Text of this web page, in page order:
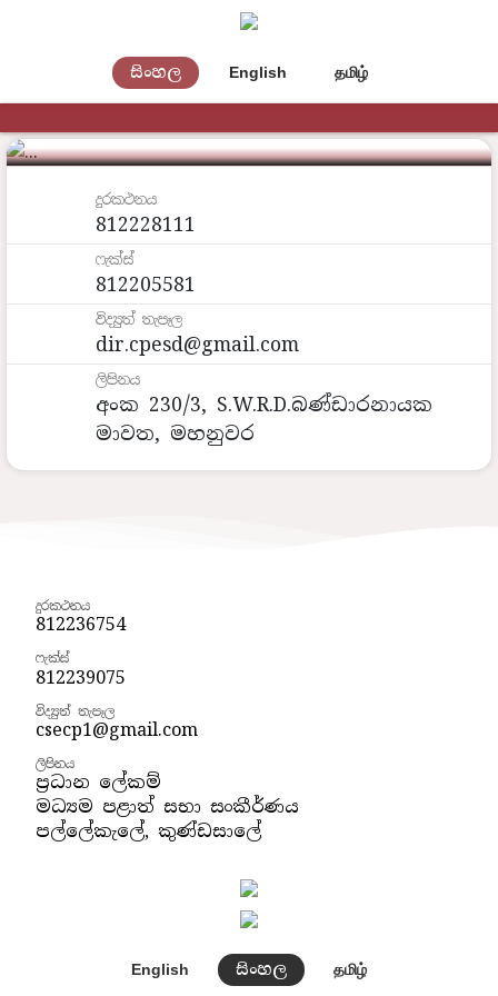
සිංහල English தமிழ்
ඉංජිනේරු සේවා
දෙපාර්තමේන්තුව
දුරකථනය
812228111
ෆැක්ස්
812205581
විද්‍යුත් තැපෑල
dir.cpesd@gmail.com
ලිපිනය
අංක 230/3, S.W.R.D.බණ්ඩාරනායක
මාවත, මහනුවර
දුරකථනය
812236754
ෆැක්ස්
812239075
විද්‍යුත් තැපෑල
csecp1@gmail.com
ලිපිනය
ප්‍රධාන ලේකම්
මධ්‍යම පළාත් සභා සංකීර්ණය
පල්ලේකැලේ, කුණ්ඩසාලේ
English සිංහල தமிழ்